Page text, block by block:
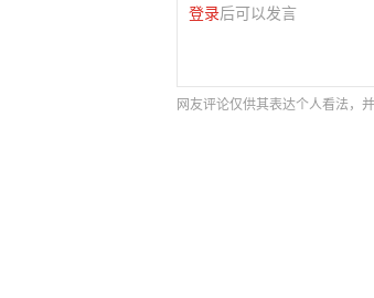
登录后可以发言
网友评论仅供其表达个人看法，